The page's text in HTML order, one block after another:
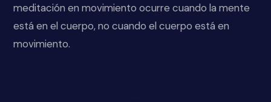
meditación en movimiento ocurre cuando la mente
está en el cuerpo, no cuando el cuerpo está en
movimiento.